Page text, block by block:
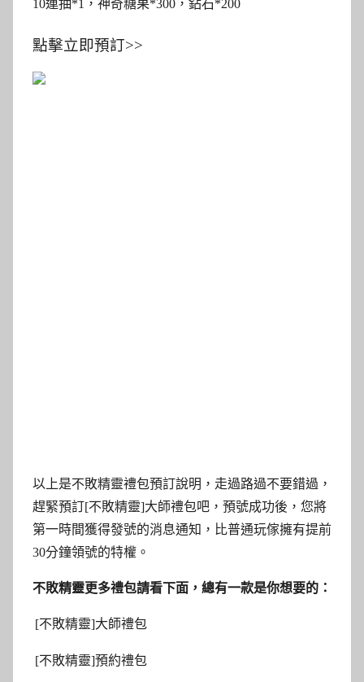
10連抽*1，神奇糖果*300，鉆石*200
點擊立即預訂>>
以上是不敗精靈禮包預訂說明，走過路過不要錯過，
趕緊預訂[不敗精靈]大師禮包吧，預號成功後，您將
第一時間獲得發號的消息通知，比普通玩傢擁有提前
30分鐘領號的特權。
不敗精靈更多禮包請看下面，總有一款是你想要的：
[不敗精靈]大師禮包
[不敗精靈]預約禮包